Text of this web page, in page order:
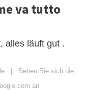
va tutto
alles läuft gut .
| Sehen Sie sich die
an